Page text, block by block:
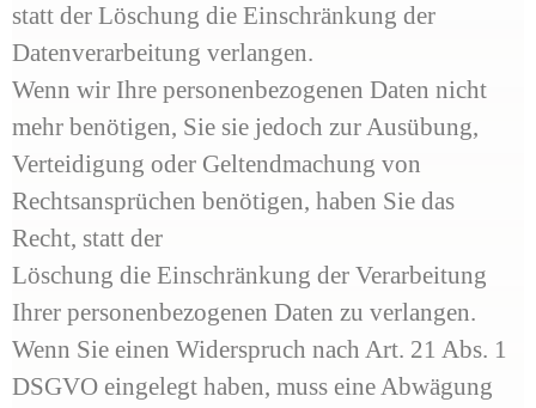
statt der Löschung die Einschränkung der
Datenverarbeitung verlangen.
Wenn wir Ihre personenbezogenen Daten nicht
mehr benötigen, Sie sie jedoch zur Ausübung,
Verteidigung oder Geltendmachung von
Rechtsansprüchen benötigen, haben Sie das
Recht, statt der
Löschung die Einschränkung der Verarbeitung
Ihrer personenbezogenen Daten zu verlangen.
Wenn Sie einen Widerspruch nach Art. 21 Abs. 1
DSGVO eingelegt haben, muss eine Abwägung